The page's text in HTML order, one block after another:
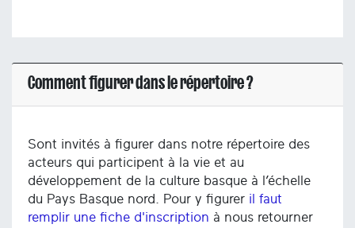
Comment figurer dans le répertoire ?
Sont invités à figurer dans notre répertoire des
acteurs qui participent à la vie et au
développement de la culture basque à l’échelle
du Pays Basque nord. Pour y figurer il faut
remplir une fiche d'inscription à nous retourner